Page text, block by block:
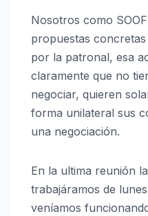
Nosotros como
propuestas
por la patronal, esa
claramente que no
negociar, quieren
forma unilateral sus
una negociación.
En la ultima reunión
trabajáramos de
veníamos